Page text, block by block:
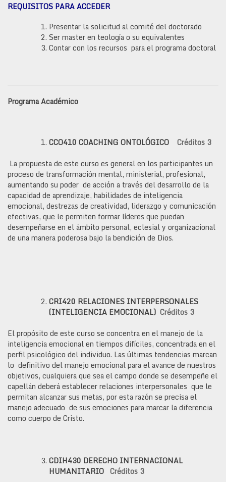
REQUISITOS PARA ACCEDER
Presentar la solicitud al comité del doctorado
Ser master en teología o su equivalentes
Contar con los recursos para el programa doctoral
Programa Académico
CCO410 COACHING ONTOLÓGICO Créditos 3
La propuesta de este curso es general en los participantes un
proceso de transformación mental, ministerial, profesional,
aumentando su poder de acción a través del desarrollo de la
capacidad de aprendizaje, habilidades de inteligencia
emocional, destrezas de creatividad, liderazgo y comunicación
efectivas, que le permiten formar líderes que puedan
desempeñarse en el ámbito personal, eclesial y organizacional
de una manera poderosa bajo la bendición de Dios.
CRI420 RELACIONES INTERPERSONALES
(INTELIGENCIA EMOCIONAL) Créditos 3
El propósito de este curso se concentra en el manejo de la
inteligencia emocional en tiempos difíciles, concentrada en el
perfil psicológico del individuo. Las últimas tendencias marcan
lo definitivo del manejo emocional para el avance de nuestros
objetivos, cualquiera que sea el campo donde se desempeñe el
capellán deberá establecer relaciones interpersonales que le
permitan alcanzar sus metas, por esta razón se precisa el
manejo adecuado de sus emociones para marcar la diferencia
como cuerpo de Cristo.
CDIH430 DERECHO INTERNACIONAL
HUMANITARIO Créditos 3